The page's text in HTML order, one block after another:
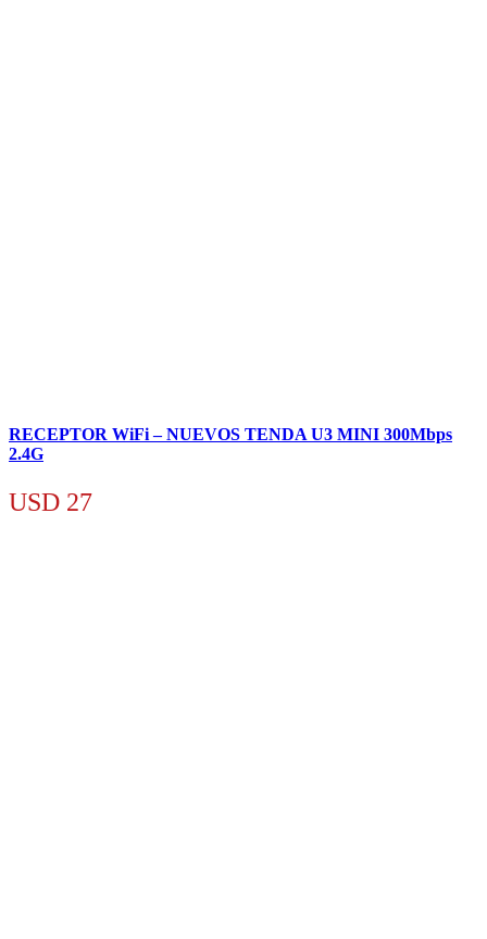
RECEPTOR WiFi – NUEVOS TENDA U3 MINI 300Mbps
2.4G
USD 27